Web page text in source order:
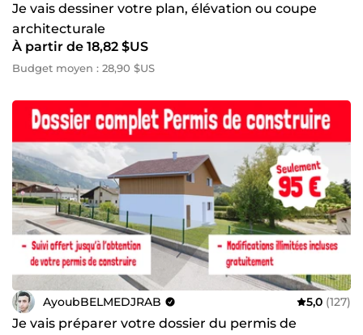
Je vais dessiner votre plan, élévation ou coupe
architecturale
À partir de 18,82 $US
Budget moyen : 28,90 $US
AyoubBELMEDJRAB 5,0 (127)
Je vais préparer votre dossier du permis de